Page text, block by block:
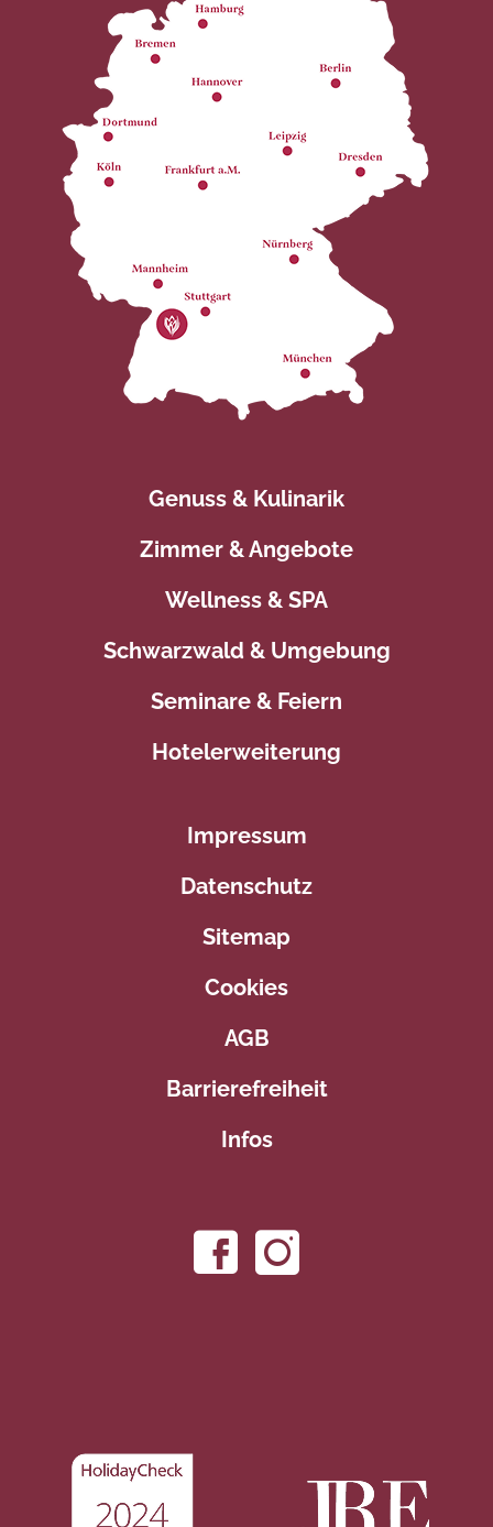
Genuss & Kulinarik
Zimmer & Angebote
Wellness & SPA
Schwarzwald & Umgebung
Seminare & Feiern
Hotelerweiterung
Impressum
Datenschutz
Sitemap
Cookies
AGB
Barrierefreiheit
Infos